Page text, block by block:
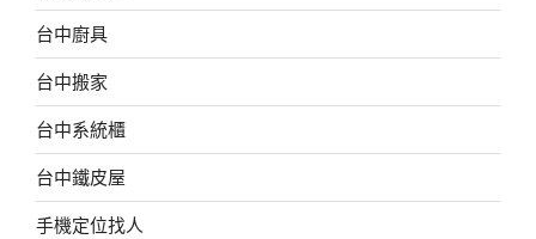
台中廚具
台中搬家
台中系統櫃
台中鐵皮屋
手機定位找人